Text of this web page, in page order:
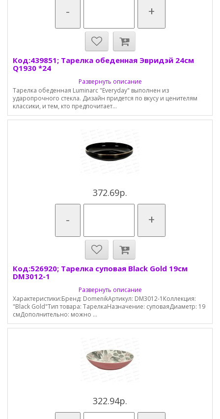
- +
Код:439851; Тарелка обеденная Эвридэй 24см
Q1930 *24
Развернуть описание
Тарелка обеденная Luminarc "Everyday" выполнен из
ударопрочного стекла. Дизайн придется по вкусу и ценителям
классики, и тем, кто предпочитает...
372.69р.
- +
Код:526920; Тарелка суповая Black Gold 19см
DM3012-1
Развернуть описание
Характеристики:Бренд: DomenikАртикул: DM3012-1Коллекция:
"Black Gold"Тип товара: ТарелкаНазначение: суповаяДиаметр: 19
смДополнительно: можно ...
322.94р.